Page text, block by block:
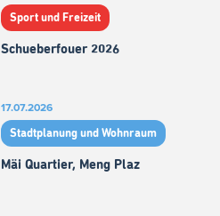
Sport und Freizeit
Schueberfouer 2026
17.07.2026
Stadtplanung und Wohnraum
Mäi Quartier, Meng Plaz